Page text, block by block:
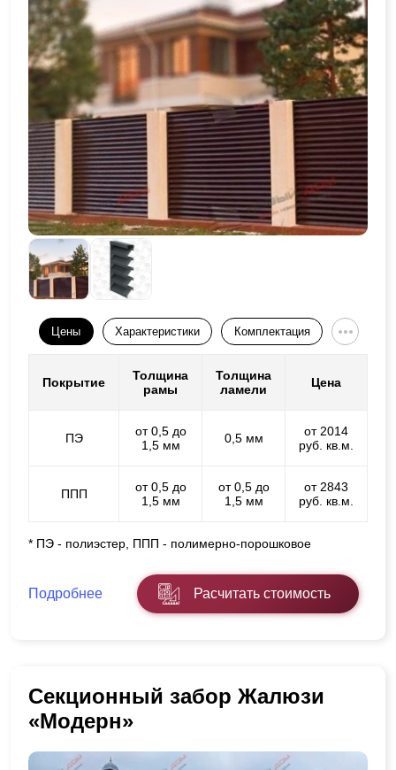
Цены Характеристики Комплектация
Покрытие
Толщина
рамы
Толщина
ламели
Цена
ПЭ
от 0,5 до
1,5 мм
0,5 мм
от 2014
руб. кв.м.
ППП
от 0,5 до
1,5 мм
от 0,5 до
1,5 мм
от 2843
руб. кв.м.
* ПЭ - полиэстер, ППП - полимерно-порошковое
Подробнее Расчитать стоимость
Секционный забор Жалюзи
«Модерн»